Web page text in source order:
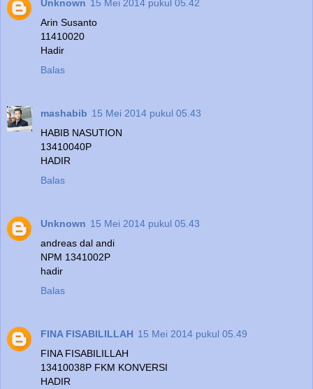
Unknown 15 Mei 2014 pukul 05.42
Arin Susanto
11410020
Hadir
Balas
mashabib 15 Mei 2014 pukul 05.43
HABIB NASUTION
13410040P
HADIR
Balas
Unknown 15 Mei 2014 pukul 05.43
andreas dal andi
NPM 1341002P
hadir
Balas
FINA FISABILILLAH 15 Mei 2014 pukul 05.49
FINA FISABILILLAH
13410038P FKM KONVERSI
HADIR